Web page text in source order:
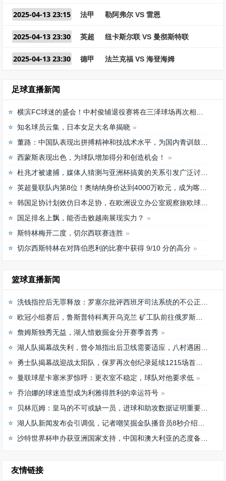
2025-04-13 23:15 法甲 勒阿弗尔 VS 雷恩
2025-04-13 23:30 英超 纽卡斯尔联 VS 曼彻斯特联
2025-04-13 23:30 德甲 法兰克福 VS 海登海姆
足球直播新闻
横滨FC球迷的盛会！中村俊辅退役赛将在三泽球场再次相聚
知名球员云集，日本女足大名单揭晓
董路：中国队表现出拼搏精神和技战术水平，为国内青训鼓舞
西蒙斯表现出色，为球队增加得分和创造机会！
杜兆才被逮捕，媒体人猜测与亚洲杯搞黄的关系引发广泛讨论
英超曼联队内第8位！奥纳纳身价达到4000万欧元，成为喀麦隆最贵门将
韩国足协计划效仿日本足协，在欧洲设立办公室观察旅欧球员的身体情况
国足排名上飘，能否击败越南展现实力？
斯特林梅开二度，切尔西联赛连胜
切尔西斯特林在对阵伯恩利的比赛中获得 9/10 分的高分
篮球直播新闻
洗钱指控后无罪释放：罗塞尔批评西班牙司法系统的不公正待遇
欧冠小组赛后，鲁斯普特科离开乌克兰 矿工队前往俄罗斯，未来发展如何？
詹姆斯独秀无益，湖人惜败掘金分开赛季首秀
湖人队揭幕战失利，曾令旭指出后卫线需要适应，八村遇困难
勇士队揭幕战迎战太阳队，保罗再次创纪录延续1215场首发之路
曼联球星卡塞米罗惊呼：更衣室不稳定，球队对他要求低
乔治娜的球迷造型成为利雅得胜利的幸运符号
贝林厄姆：皇马的不可或缺一员，进球和助攻数据证明重要性
湖人队新闻发布会引调侃，记者嘲笑掘金队播音员8秒介绍首发阵容速度
沙特世界杯申办获亚洲国家支持，中国和澳大利亚的态度备受关注
友情链接